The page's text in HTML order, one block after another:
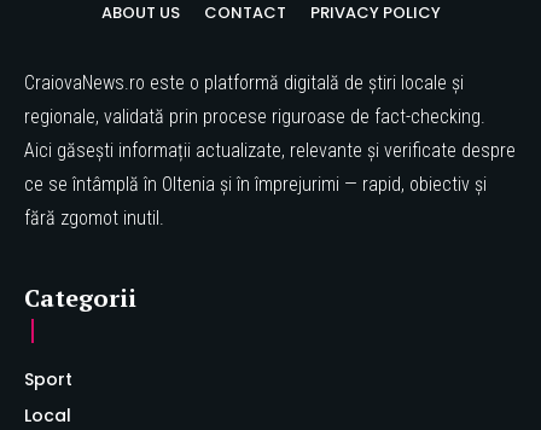
ABOUT US CONTACT PRIVACY POLICY
CraiovaNews.ro este o platformă digitală de știri locale și
regionale, validată prin procese riguroase de fact-checking.
Aici găsești informații actualizate, relevante și verificate despre
ce se întâmplă în Oltenia și în împrejurimi — rapid, obiectiv și
fără zgomot inutil.
Categorii
Sport
Local